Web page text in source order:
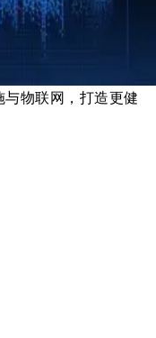
物联网，打造更健